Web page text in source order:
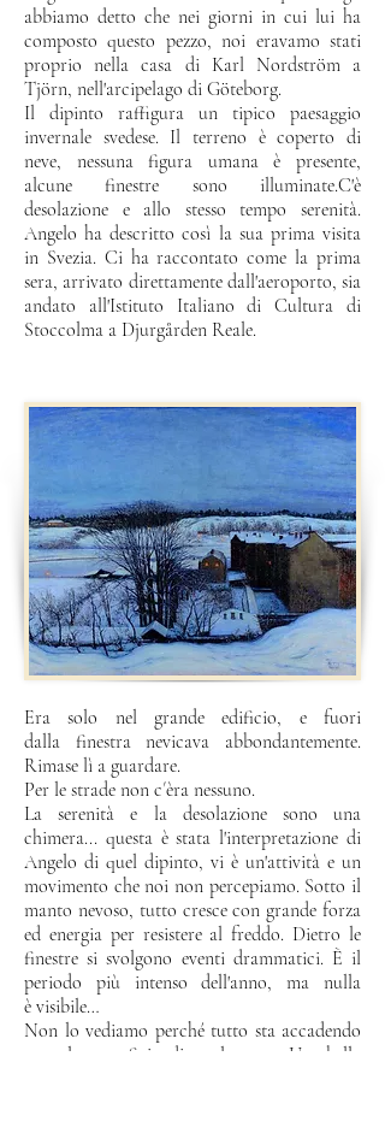
abbiamo detto che nei giorni in cui lui ha
composto questo pezzo, noi eravamo stati
proprio nella casa di Karl Nordström a
Tjörn, nell'arcipelago di Göteborg.
Il dipinto raffigura un tipico paesaggio
invernale svedese. Il terreno è coperto di
neve, nessuna figura umana è presente,
alcune finestre sono illuminate.C'è
desolazione e allo stesso tempo serenità.
Angelo hadescritto così la sua prima visita
in Svezia. Ci ha raccontatocome la prima
sera, arrivato direttamente dall'aeroporto, sia
andato all'Istituto Italiano di Cultura di
Stoccolma a Djurgården Reale.
Era solo nel grande edificio, e fuori
dalla finestra nevicava abbondantemente.
Rimase lì a guardare.
Per le strade non c´èra nessuno.
La serenità e la desolazione sono una
chimera... questa èstata l'interpretazione di
Angelo di quel dipinto, vi è un'attività e un
movimento che noi non percepiamo. Sotto il
manto nevoso, tutto cresce con grande forza
ed energia per resistere al freddo. Dietro le
finestre si svolgono eventi drammatici. È il
periodo più intenso dell'anno, ma nulla
è visibile…
Non lo vediamo perché tutto sta accadendo
sotto la superficie, dietro le porte. Una bella